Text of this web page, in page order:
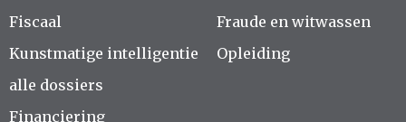
Fiscaal
Kunstmatige intelligentie
alle dossiers
Fraude en witwassen
Opleiding
Financiering